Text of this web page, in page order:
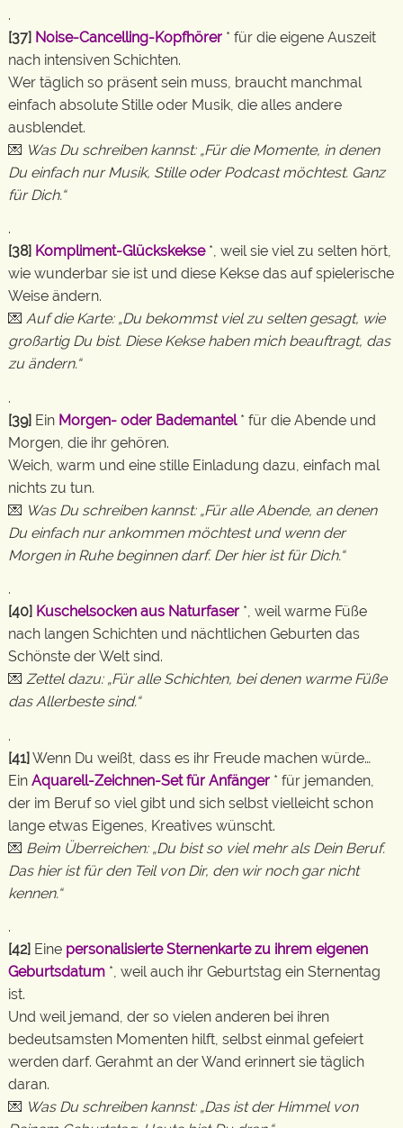
.
[37] Noise-Cancelling-Kopfhörer * für die eigene Auszeit
nach intensiven Schichten.
Wer täglich so präsent sein muss, braucht manchmal
einfach absolute Stille oder Musik, die alles andere
ausblendet.
💌 Was Du schreiben kannst: „Für die Momente, in denen
Du einfach nur Musik, Stille oder Podcast möchtest. Ganz
für Dich.“
.
[38] Kompliment-Glückskekse*, weil sie viel zu selten hört,
wie wunderbar sie ist und diese Kekse das auf spielerische
Weise ändern.
💌 Auf die Karte: „Du bekommst viel zu selten gesagt, wie
großartig Du bist. Diese Kekse haben mich beauftragt, das
zu ändern.“
.
[39] Ein Morgen- oder Bademantel * für die Abende und
Morgen, die ihr gehören.
Weich, warm und eine stille Einladung dazu, einfach mal
nichts zu tun.
💌 Was Du schreiben kannst: „Für alle Abende, an denen
Du einfach nur ankommen möchtest und wenn der
Morgen in Ruhe beginnen darf. Der hier ist für Dich.“
.
[40] Kuschelsocken aus Naturfaser *, weil warme Füße
nach langen Schichten und nächtlichen Geburten das
Schönste der Welt sind.
💌 Zettel dazu: „Für alle Schichten, bei denen warme Füße
das Allerbeste sind.“
.
[41]Wenn Du weißt, dass es ihr Freude machen würde…
Ein Aquarell-Zeichnen-Set für Anfänger * für jemanden,
der im Beruf so viel gibt und sich selbst vielleicht schon
lange etwas Eigenes, Kreatives wünscht.
💌 Beim Überreichen: „Du bist so viel mehr als Dein Beruf.
Das hier ist für den Teil von Dir, den wir noch gar nicht
kennen.“
.
[42] Eine personalisierte Sternenkarte zu ihrem eigenen
Geburtsdatum *, weil auch ihr Geburtstag ein Sternentag
ist.
Und weil jemand, der so vielen anderen bei ihren
bedeutsamsten Momenten hilft, selbst einmal gefeiert
werden darf. Gerahmt an der Wand erinnert sie täglich
daran.
💌 Was Du schreiben kannst: „Das ist der Himmel von